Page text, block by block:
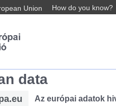
Union How do you know?
data
Az európai adatok